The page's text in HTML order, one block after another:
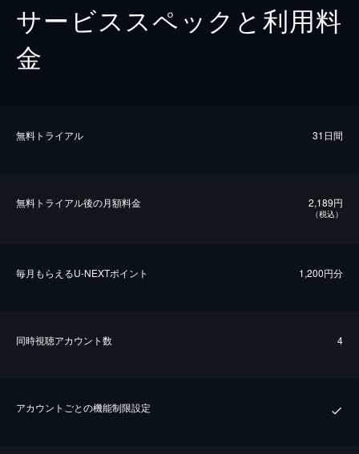
サービススペックと利用料
金
無料トライアル 31日間
無料トライアル後の⽉額料金 2,189円
（税込）
毎⽉もらえるU-NEXTポイント 1,200円分
同時視聴アカウント数 4
アカウントごとの機能制限設定